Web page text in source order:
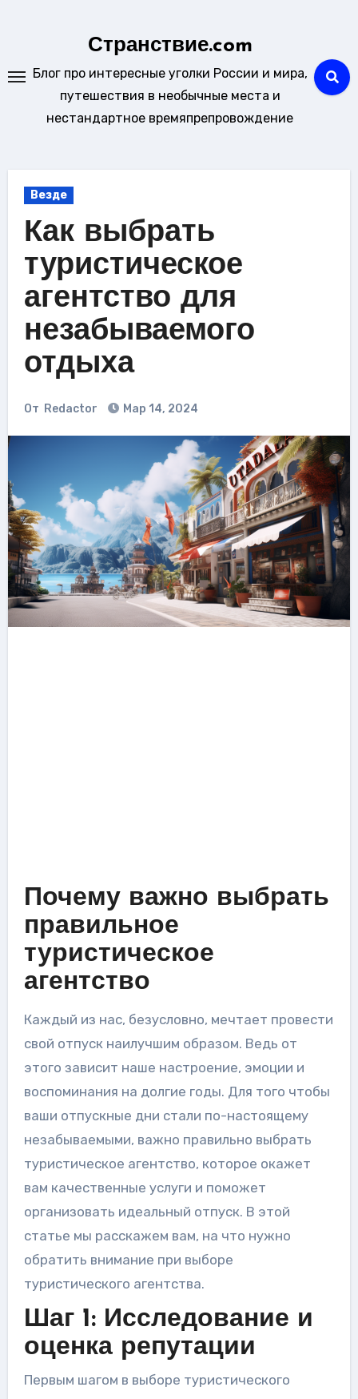
Странствие.com
Блог про интересные уголки России и мира,
путешествия в необычные места и
нестандартное времяпрепровождение
Везде
Как выбрать
туристическое
агентство для
незабываемого
отдыха
От Redactor Мар 14, 2024
Почему важно выбрать
правильное
туристическое
агентство
Каждый из нас, безусловно, мечтает провести
свой отпуск наилучшим образом. Ведь от
этого зависит наше настроение, эмоции и
воспоминания на долгие годы. Для того чтобы
ваши отпускные дни стали по-настоящему
незабываемыми, важно правильно выбрать
туристическое агентство, которое окажет
вам качественные услуги и поможет
организовать идеальный отпуск. В этой
статье мы расскажем вам, на что нужно
обратить внимание при выборе
туристического агентства.
Шаг 1: Исследование и
оценка репутации
Первым шагом в выборе туристического